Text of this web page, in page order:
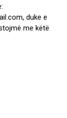
duke e
me këtë